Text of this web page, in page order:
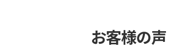
お客様の声